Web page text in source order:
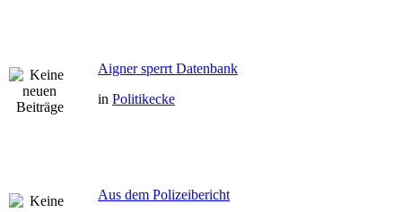
Aigner sperrt Datenbank
in Politikecke
Aus dem Polizeibericht